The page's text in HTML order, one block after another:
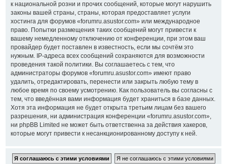
к национальной розни и прочих сообщений, которые могут нарушить
законы вашей страны, страны, которая предоставляет услуги
хостинга для форумов «forumru.asustor.com» или международное
право. Попытки размещения таких сообщений могут привести к
вашему немедленному отключению от конференции, при этом ваш
провайдер будет поставлен в известность, если мы сочтём это
нужным. IP-адреса всех сообщений сохраняются для возможности
проведения такой политики. Вы соглашаетесь с тем, что
администраторы форумов «forumru.asustor.com» имеют право
удалить, отредактировать, перенести или закрыть любую тему в
любое время по своему усмотрению. Как пользователь вы согласны с
тем, что введённая вами информация будет храниться в базе данных.
Хотя эта информация не будет открыта третьим лицам без вашего
разрешения, ни администрация конференции «forumru.asustor.com»,
ни phpBB Limited не может быть ответственна за действия хакеров,
которые могут привести к несанкционированному доступу к ней.